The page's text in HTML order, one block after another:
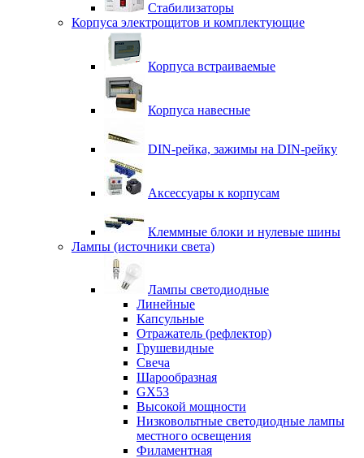
Стабилизаторы
Корпуса электрощитов и комплектующие
Корпуса встраиваемые
Корпуса навесные
DIN-рейка, зажимы на DIN-рейку
Аксессуары к корпусам
Клеммные блоки и нулевые шины
Лампы (источники света)
Лампы светодиодные
Линейные
Капсульные
Отражатель (рефлектор)
Грушевидные
Свеча
Шарообразная
GX53
Высокой мощности
Низковольтные светодиодные лампы
местного освещения
Филаментная